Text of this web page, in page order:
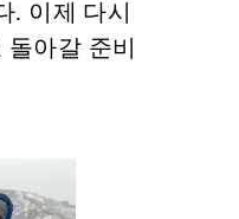
. 이제 다시
아갈 준비